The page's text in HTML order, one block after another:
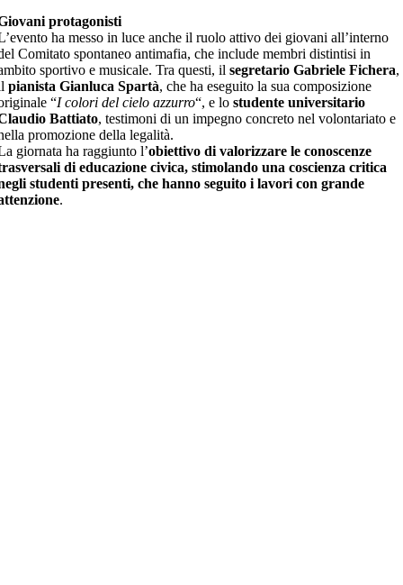
protagonisti
ha messo in luce anche il ruolo attivo dei giovani all’interno
Comitato spontaneo antimafia, che include membri distintisi in
sportivo e musicale. Tra questi, ilsegretario Gabriele Fichera,
pianista Gianluca Spartà, che ha eseguito la sua composizione
“I colori del cielo azzurro“, e lostudente universitario
Battiato, testimoni di un impegno concreto nel volontariato e
promozione della legalità.
giornata ha raggiunto l’obiettivo di valorizzare le conoscenze
di educazione civica, stimolando una coscienza critica
studenti presenti, che hanno seguito i lavori con grande
.